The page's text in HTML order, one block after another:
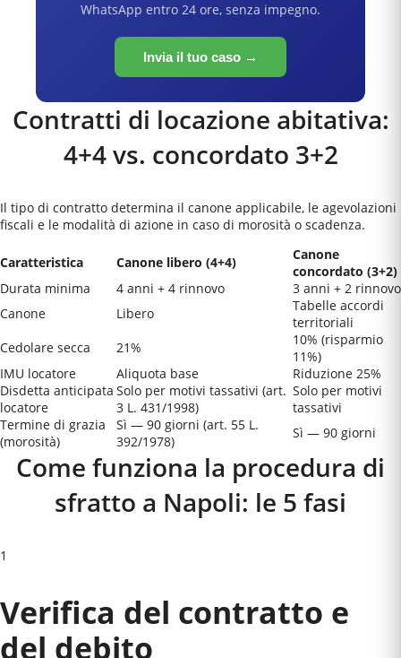
WhatsApp entro 24 ore, senza impegno.
Invia il tuo caso →
Contratti di locazione abitativa:
4+4 vs. concordato 3+2
Il tipo di contratto determina il canone applicabile, le agevolazioni
fiscali e le modalità di azione in caso di morosità o scadenza.
Caratteristica Canone libero (4+4)
Canone
concordato (3+2)
Durata minima
4 anni + 4 rinnovo
3 anni + 2 rinnovo
Canone
Libero
Tabelle accordi
territoriali
Cedolare secca
21%
10% (risparmio
11%)
IMU locatore
Aliquota base
Riduzione 25%
Disdetta anticipata
locatore
Solo per motivi tassativi (art.
3 L. 431/1998)
Solo per motivi
tassativi
Termine di grazia
(morosità)
Sì — 90 giorni (art. 55 L.
392/1978)
Sì — 90 giorni
Come funziona la procedura di
sfratto a Napoli: le 5 fasi
1
Verifica del contratto e
del debito